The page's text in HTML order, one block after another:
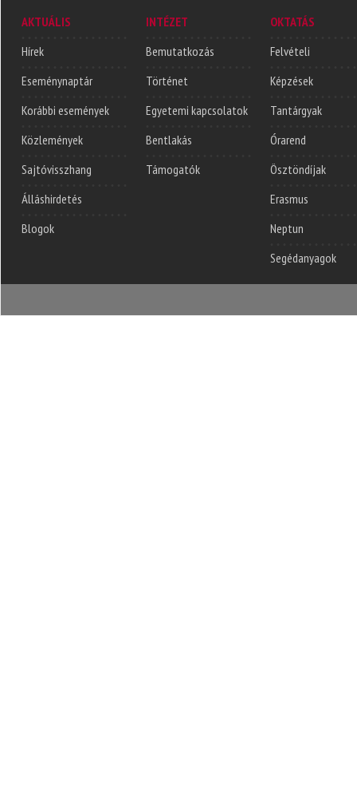
AKTUÁLIS
Hírek
Eseménynaptár
Korábbi események
Közlemények
Sajtóvisszhang
Álláshirdetés
Blogok
INTÉZET
Bemutatkozás
Történet
Egyetemi kapcsolatok
Bentlakás
Támogatók
OKTATÁS
Felvételi
Képzések
Tantárgyak
Órarend
Ösztöndíjak
Erasmus
Neptun
Segédanyagok